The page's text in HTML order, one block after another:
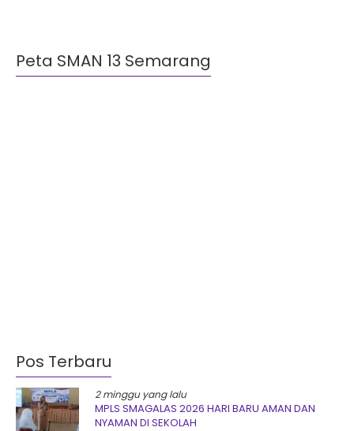
Peta SMAN 13 Semarang
Pos Terbaru
2 minggu yang lalu
MPLS SMAGALAS 2026 HARI BARU AMAN DAN
NYAMAN DI SEKOLAH